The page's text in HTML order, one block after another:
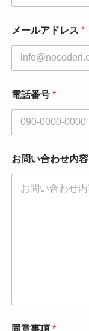
メールアドレス *
電話番号 *
お問い合わせ内容
同意事項 *